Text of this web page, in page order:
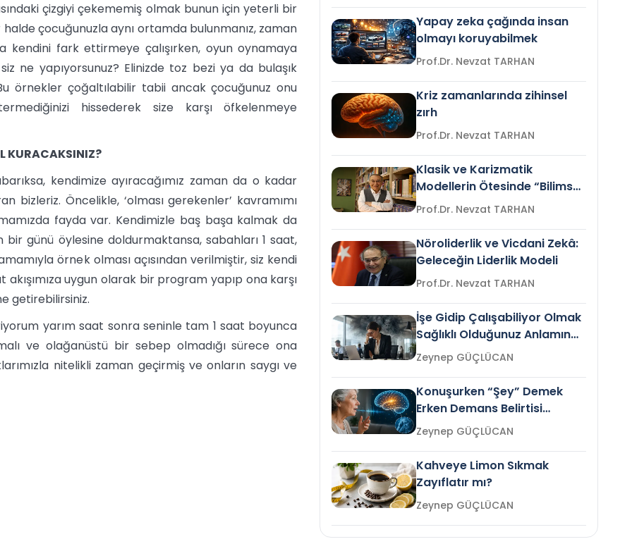
çizgiyi çekememiş olmak bunun için yeterli bir
çocuğunuzla aynı ortamda bulunmanız, zaman
kendini fark ettirmeye çalışırken, oyun oynamaya
ne yapıyorsunuz? Elinizde toz bezi ya da bulaşık
örnekler çoğaltılabilir tabii ancak çocuğunuz onu
hissederek size karşı öfkelenmeye
KURACAKSINIZ?
kendimize ayıracağımız zaman da o kadar
bizleriz. Öncelikle, ‘olması gerekenler’ kavramımı
fayda var. Kendimizle baş başa kalmak da
bir günü öylesine doldurmaktansa, sabahları 1 saat,
örnek olması açısından verilmiştir, siz kendi
uygun olarak bir program yapıp ona karşı
getirebilirsiniz.
yarım saat sonra seninle tam 1 saat boyunca
ve olağanüstü bir sebep olmadığı sürece ona
nitelikli zaman geçirmiş ve onların saygı ve
Yapay zeka çağında insan
olmayı koruyabilmek
Prof.Dr. Nevzat TARHAN
Kriz zamanlarında zihinsel
zırh
Prof.Dr. Nevzat TARHAN
Klasik ve Karizmatik
Modellerin Ötesinde “Bilimsel
Liderlik”
Prof.Dr. Nevzat TARHAN
Nöroliderlik ve Vicdani Zekâ:
Geleceğin Liderlik Modeli
Prof.Dr. Nevzat TARHAN
İşe Gidip Çalışabiliyor Olmak
Sağlıklı Olduğunuz Anlamına
Gelir mi?Zeynep GÜÇLÜCAN
Konuşurken “Şey” Demek
Erken Demans Belirtisi
Olabilir mi?Zeynep GÜÇLÜCAN
Kahveye Limon Sıkmak
Zayıflatır mı?
Zeynep GÜÇLÜCAN